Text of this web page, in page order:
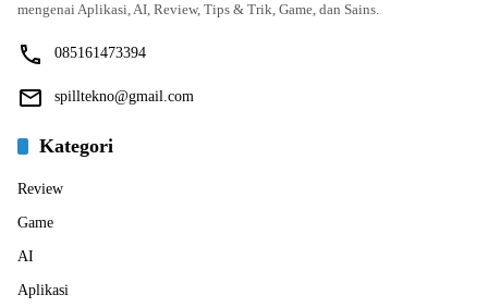
mengenai Aplikasi, AI, Review, Tips & Trik, Game, dan Sains.
085161473394
spilltekno@gmail.com
Kategori
Review
Game
AI
Aplikasi